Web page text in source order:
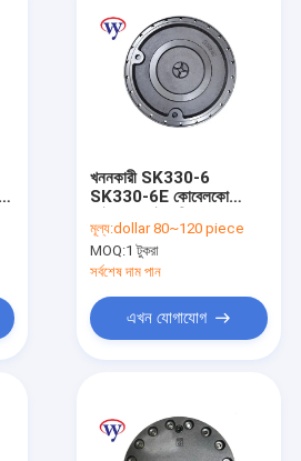
খননকারী SK330-6
SK330-6E কোবেলকো
পার্টস শুঁয়োপোকা
মূল্য:dollar 80~120 piece
MOQ:1 টুকরা
সর্বশেষ দাম পান
এখন যোগাযোগ